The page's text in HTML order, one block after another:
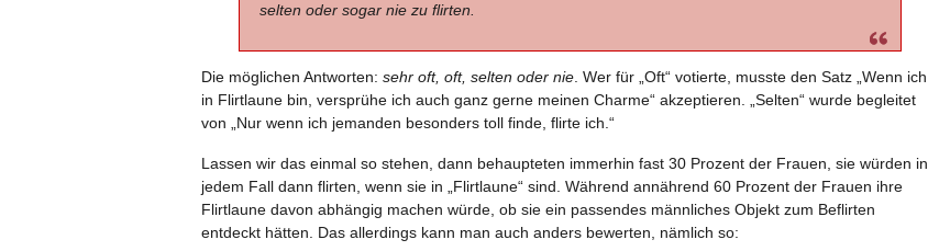
selten oder sogar nie zu flirten.
Die möglichen Antworten: sehr oft, oft, selten oder nie. Wer für „Oft“ votierte, musste den Satz „Wenn ich
in Flirtlaune bin, versprühe ich auch ganz gerne meinen Charme“ akzeptieren. „Selten“ wurde begleitet
von „Nur wenn ich jemanden besonders toll finde, flirte ich.“
Lassen wir das einmal so stehen, dann behaupteten immerhin fast 30 Prozent der Frauen, sie würden in
jedem Fall dann flirten, wenn sie in „Flirtlaune“ sind. Während annährend 60 Prozent der Frauen ihre
Flirtlaune davon abhängig machen würde, ob sie ein passendes männliches Objekt zum Beflirten
entdeckt hätten. Das allerdings kann man auch anders bewerten, nämlich so: